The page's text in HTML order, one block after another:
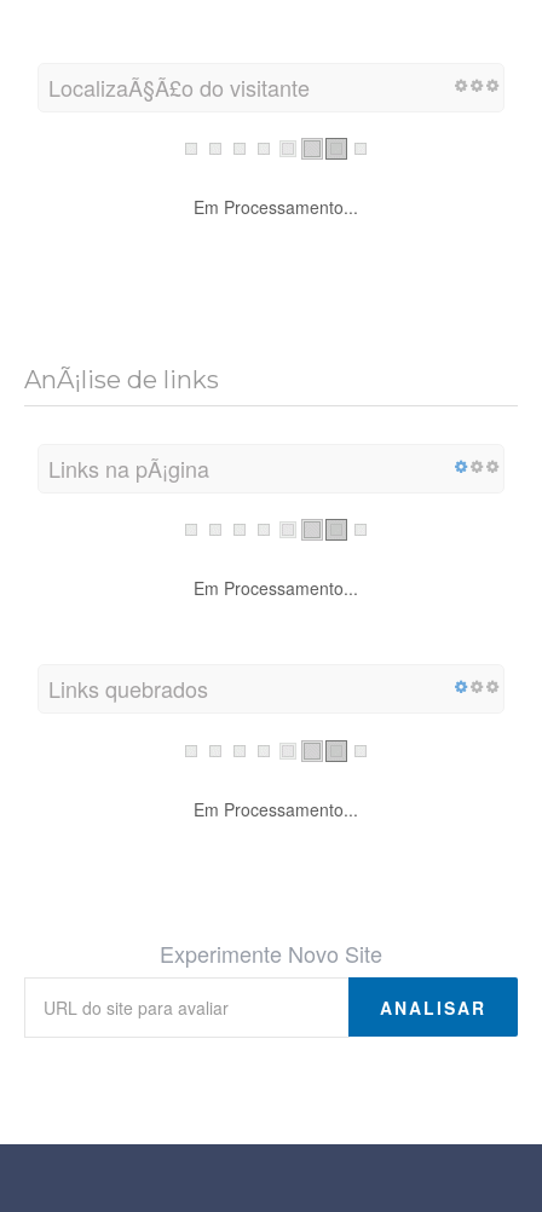
LocalizaÃ§Ã£o do visitante
Em Processamento...
AnÃ¡lise de links
Links na pÃ¡gina
Em Processamento...
Links quebrados
Em Processamento...
Experimente Novo Site
ANALISAR